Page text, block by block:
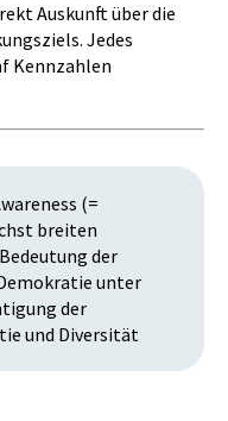
Auskunft über die
Jedes
Kennzahlen
(=
breiten
der
unter
der
und Diversität